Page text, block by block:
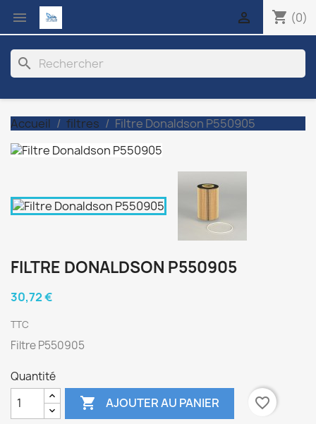
 shopping_cart (0)

search
Accueil filtres Filtre Donaldson P550905
FILTRE DONALDSON P550905
30,72 €
TTC
Filtre P550905
Quantité
 AJOUTER AU PANIER favorite_border